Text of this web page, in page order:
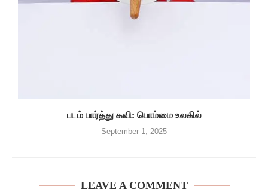
படம் பார்த்து கவி: பொம்மை உலகில்
September 1, 2025
LEAVE A COMMENT